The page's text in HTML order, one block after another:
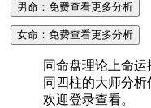
男命：免费查看更多分析
女命：免费查看更多分析
同命盘理论上命
同四柱的大师分析
欢迎登录查看。